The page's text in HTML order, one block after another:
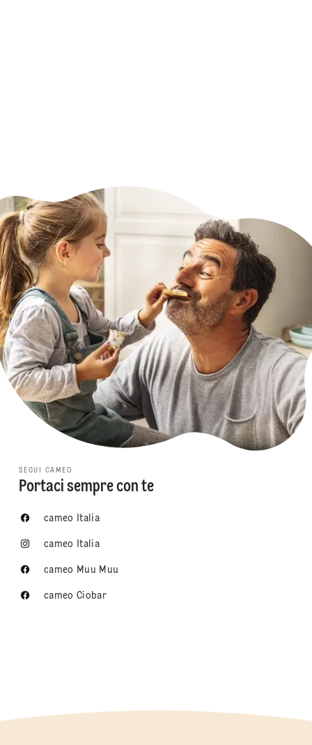
SEGUI CAMEO
Portaci sempre con te
cameo Italia
cameo Italia
cameo Muu Muu
cameo Ciobar